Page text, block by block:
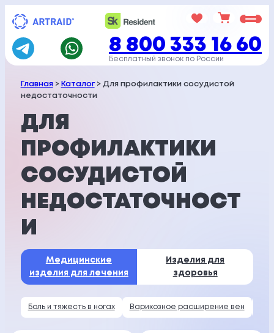
Перейти
содержимому
8 800 333 16 60
Бесплатный звонок по России
Главная> Каталог> Для профилактики сосудистой
недостаточности
ДЛЯ
ПРОФИЛАКТИКИ
СОСУДИСТОЙ
НЕДОСТАТОЧНОСТ
И
Медицинские
изделия для лечения
Изделия для
здоровья
Боль и тяжесть в ногах Варикозное расширение вен